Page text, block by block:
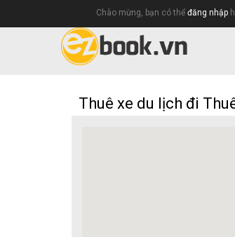
Chào mừng, bạn có thể đăng nhập
Thuê xe du lịch đi